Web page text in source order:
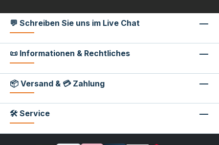
💬 Schreiben Sie uns im Live Chat
📜 Informationen & Rechtliches
📦 Versand & 💳 Zahlung
🛠 Service